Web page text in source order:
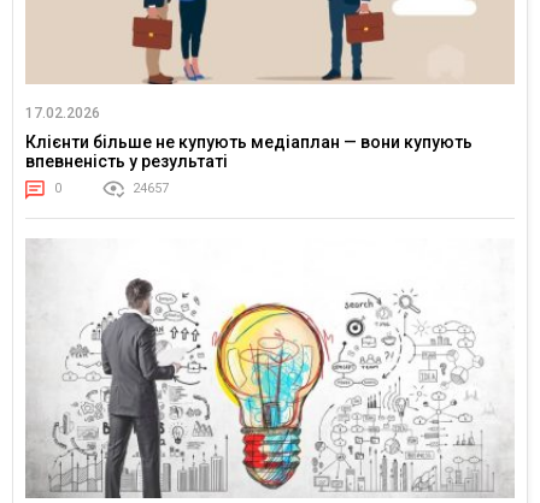
17.02.2026
Клієнти більше не купують медіаплан — вони купують
впевненість у результаті
0 24657